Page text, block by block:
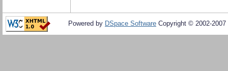
Powered by DSpace Software Copyright © 2002-2007